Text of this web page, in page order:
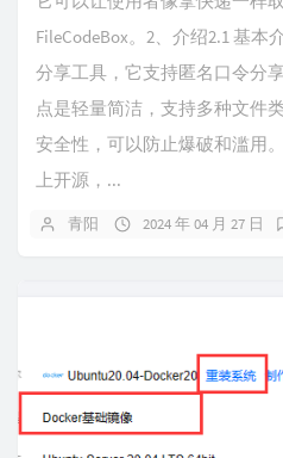
FileCodeBox。2、介绍2.1 基本
分享工具，它支持匿名口令分
点是轻量简洁，支持多种文件
安全性，可以防止爆破和滥用
上开源，...
青阳 2024 年 04 月 27 日